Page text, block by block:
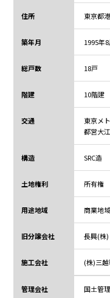
住所 東京都
築年月 1995年
総戸数 18戸
階建 10階建
交通
東京メ
都営大
構造 SRC造
土地権利 所有権
用途地域 商業地域
旧分譲会社 長興(株)
施工会社 (株)三
管理会社 国土管理